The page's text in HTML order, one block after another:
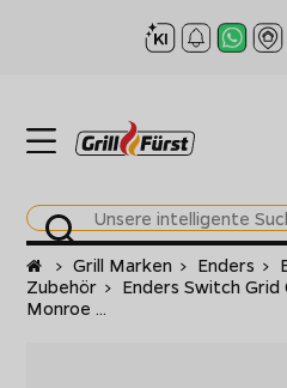
Startseite
> Grill Marken > Enders >
Zubehör > Enders Switch
Monroe ...